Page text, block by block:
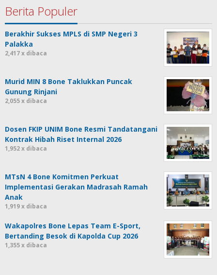
Berita Populer
Berakhir Sukses MPLS di SMP Negeri 3
Palakka
2,417 x dibaca
Murid MIN 8 Bone Taklukkan Puncak
Gunung Rinjani
2,055 x dibaca
Dosen FKIP UNIM Bone Resmi Tandatangani
Kontrak Hibah Riset Internal 2026
1,952 x dibaca
MTsN 4 Bone Komitmen Perkuat
Implementasi Gerakan Madrasah Ramah
Anak
1,919 x dibaca
Wakapolres Bone Lepas Team E-Sport,
Bertanding Besok di Kapolda Cup 2026
1,355 x dibaca